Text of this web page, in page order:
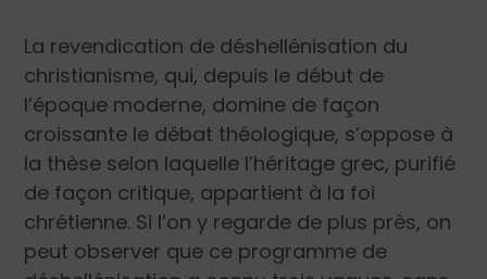
La revendication de déshellénisation du
christianisme, qui, depuis le début de
l’époque moderne, domine de façon
croissante le débat théologique, s’oppose à
la thèse selon laquelle l’héritage grec, purifié
de façon critique, appartient à la foi
chrétienne. Si l’on y regarde de plus près, on
peut observer que ce programme de